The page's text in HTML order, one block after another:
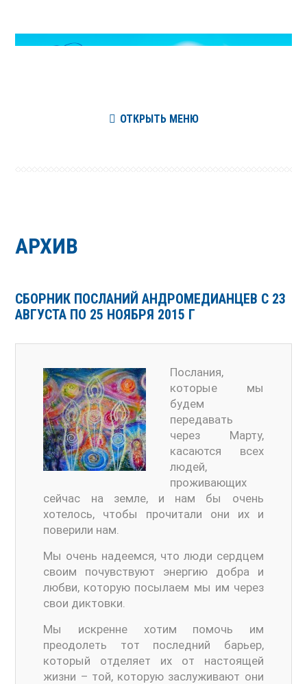
ОТКРЫТЬ МЕНЮ
АРХИВ
СБОРНИК ПОСЛАНИЙ АНДРОМЕДИАНЦЕВ С 23
АВГУСТА ПО 25 НОЯБРЯ 2015 Г
Послания,
которые мы
будем
передавать
через Марту,
касаются всех
людей,
проживающих
сейчас на земле, и нам бы очень
хотелось, чтобы прочитали они их и
поверили нам.
Мы очень надеемся, что люди сердцем
своим почувствуют энергию добра и
любви, которую посылаем мы им через
свои диктовки.
Мы искренне хотим помочь им
преодолеть тот последний барьер,
который отделяет их от настоящей
жизни – той, которую заслуживают они